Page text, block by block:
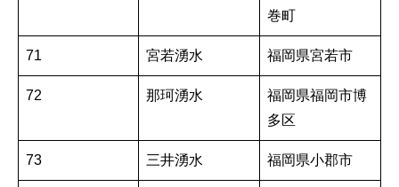
巻町
71 宮若湧水 福岡県宮若市
72 那珂湧水
福岡県福岡市博
多区
73 三井湧水 福岡県小郡市